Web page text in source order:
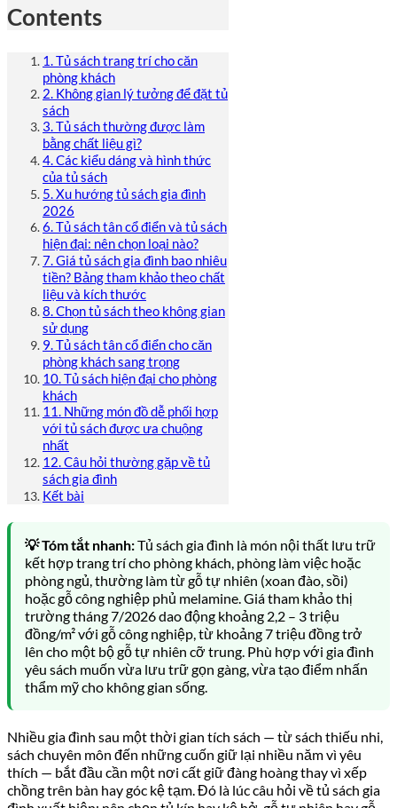
Contents
1. Tủ sách trang trí cho căn
phòng khách
2. Không gian lý tưởng để đặt tủ
sách
3. Tủ sách thường được làm
bằng chất liệu gì?
4. Các kiểu dáng và hình thức
của tủ sách
5. Xu hướng tủ sách gia đình
2026
6. Tủ sách tân cổ điển và tủ sách
hiện đại: nên chọn loại nào?
7. Giá tủ sách gia đình bao nhiêu
tiền? Bảng tham khảo theo chất
liệu và kích thước
8. Chọn tủ sách theo không gian
sử dụng
9. Tủ sách tân cổ điển cho căn
phòng khách sang trọng
10. Tủ sách hiện đại cho phòng
khách
11. Những món đồ dễ phối hợp
với tủ sách được ưa chuộng
nhất
12. Câu hỏi thường gặp về tủ
sách gia đình
Kết bài
💡 Tóm tắt nhanh:Tủ sách gia đình là món nội thất lưu trữ
kết hợp trang trí cho phòng khách, phòng làm việc hoặc
phòng ngủ, thường làm từ gỗ tự nhiên (xoan đào, sồi)
hoặc gỗ công nghiệp phủ melamine. Giá tham khảo thị
trường tháng 7/2026 dao động khoảng 2,2 – 3 triệu
đồng/m² với gỗ công nghiệp, từ khoảng 7 triệu đồng trở
lên cho một bộ gỗ tự nhiên cỡ trung. Phù hợp với gia đình
yêu sách muốn vừa lưu trữ gọn gàng, vừa tạo điểm nhấn
thẩm mỹ cho không gian sống.
Nhiều gia đình sau một thời gian tích sách — từ sách thiếu nhi,
sách chuyên môn đến những cuốn giữ lại nhiều năm vì yêu
thích — bắt đầu cần một nơi cất giữ đàng hoàng thay vì xếp
chồng trên bàn hay góc kệ tạm. Đó là lúc câu hỏi về tủ sách gia